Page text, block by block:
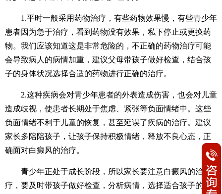
1.平时一般采用药物治疗，有些药物效果慢，有些青少年
患者因为急于治疗，看到药物没有效果，私下停止或更换药
物。我们应该知道这是非常危险的，不正确的药物治疗可能
会导致病人的病情加重，建议父母带孩子做好检查，结合孩
子的身体状况选择合适的药物进行正确的治疗。
2.这种疾病会对青少年患者的外表造成伤害，也会对儿童
造成歧视，使患者长期处于焦虑、紧张等负面情绪中。这些
负面情绪不利于儿童的恢复，甚至延误了疾病的治疗。建议
家长多陪陪孩子，让孩子保持积极情绪，释放不良心态，正
确面对白癜风的治疗。
青少年正处于成长阶段，所以家长要注意白癜风的治
疗，要及时带孩子做好检查，分析病情，选择适合孩子的治